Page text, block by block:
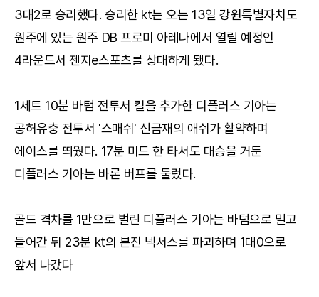
3대2로 승리했다. 승리한 kt는 오는 13일 강원특별자치도
원주에 있는 원주 DB 프로미 아레나에서 열릴 예정인
4라운드서 젠지e스포츠를 상대하게 됐다.
1세트 10분 바텀 전투서 킬을 추가한 디플러스 기아는
공허유충 전투서 '스매쉬' 신금재의 애쉬가 활약하며
에이스를 띄웠다. 17분 미드 한 타서도 대승을 거둔
디플러스 기아는 바론 버프를 둘렀다.
골드 격차를 1만으로 벌린 디플러스 기아는 바텀으로 밀고
들어간 뒤 23분 kt의 본진 넥서스를 파괴하며 1대0으로
앞서 나갔다